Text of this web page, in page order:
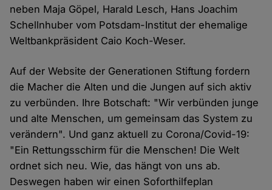
neben Maja Göpel, Harald Lesch, Hans Joachim
Schellnhuber vom Potsdam-Institut der ehemalige
Weltbankpräsident Caio Koch-Weser.
Auf der Website der Generationen Stiftung fordern
die Macher die Alten und die Jungen auf sich aktiv
zu verbünden. Ihre Botschaft: "Wir verbünden junge
und alte Menschen, um gemeinsam das System zu
verändern". Und ganz aktuell zu Corona/Covid-19:
"Ein Rettungsschirm für die Menschen! Die Welt
ordnet sich neu. Wie, das hängt von uns ab.
Deswegen haben wir einen Soforthilfeplan